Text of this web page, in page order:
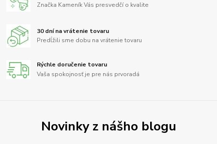
Značka Kameník Vás presvedčí o kvalite
30 dní na vrátenie tovaru
Predĺžili sme dobu na vrátenie tovaru
Rýchle doručenie tovaru
Vaša spokojnosť je pre nás prvoradá
Novinky z nášho blogu